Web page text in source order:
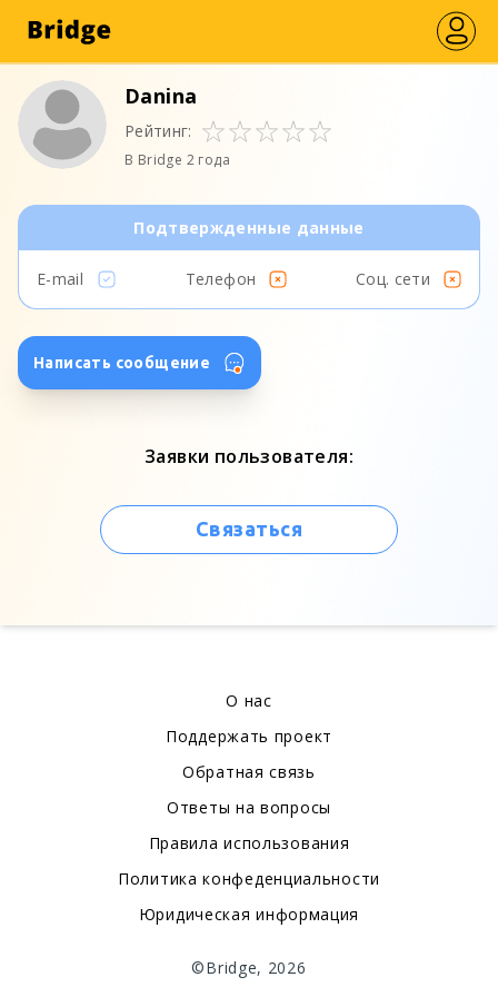
Danina
Рейтинг:
В Bridge 2 года
Подтвержденные данные
E-mail Телефон Соц. сети
Написать сообщение
Заявки пользователя:
Связаться
О нас
Поддержать проект
Обратная связь
Ответы на вопросы
Правила использования
Политика конфеденциальности
Юридическая информация
©Bridge, 2026